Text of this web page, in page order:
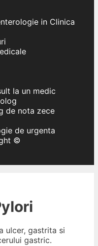
in Clinica
la un medic
de nota zece
de urgenta
©
ulcer, gastrita si
gastric.